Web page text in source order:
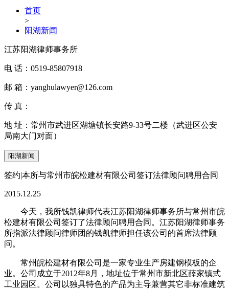
首页
>
阳湖新闻
江苏阳湖律师事务所
电 话： 0519-85807918
邮 箱： yanghulawyer@126.com
传 真：
地 址： 常州市武进区湖塘镇长安路9-33号二楼（武进区公安
局南大门对面）
阳湖新闻
签约|本所与常州市皖松建材有限公司签订法律顾问聘用合同
2015.12.25
今天，我所钱凯律师代表江苏阳湖律师事务所与常州市皖
松建材有限公司签订了法律顾问聘用合同。江苏阳湖律师事务
所指派法律顾问律师团的钱凯律师担任该公司的首席法律顾
问。
常州皖松建材有限公司是一家专业生产房建钢模板的企
业。公司成立于2012年8月，地址位于常州市新北区薛家镇式
工业园区。公司以独具特色的产品为主导兼营其它非标准建筑